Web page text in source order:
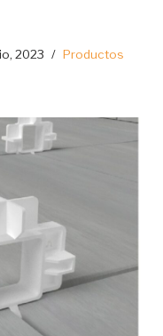
2023 Productos